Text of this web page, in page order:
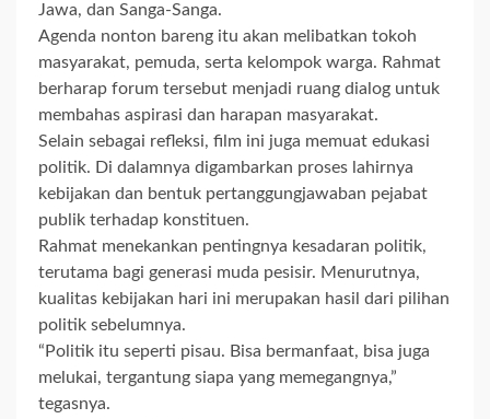
Jawa, dan Sanga-Sanga.
Agenda nonton bareng itu akan melibatkan tokoh
masyarakat, pemuda, serta kelompok warga. Rahmat
berharap forum tersebut menjadi ruang dialog untuk
membahas aspirasi dan harapan masyarakat.
Selain sebagai refleksi, film ini juga memuat edukasi
politik. Di dalamnya digambarkan proses lahirnya
kebijakan dan bentuk pertanggungjawaban pejabat
publik terhadap konstituen.
Rahmat menekankan pentingnya kesadaran politik,
terutama bagi generasi muda pesisir. Menurutnya,
kualitas kebijakan hari ini merupakan hasil dari pilihan
politik sebelumnya.
“Politik itu seperti pisau. Bisa bermanfaat, bisa juga
melukai, tergantung siapa yang memegangnya,”
tegasnya.